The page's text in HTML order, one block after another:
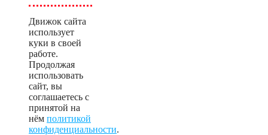
Движок сайта
использует
куки в своей
работе.
Продолжая
использовать
сайт, вы
соглашаетесь с
принятой на
нём политикой
конфиденциальности.